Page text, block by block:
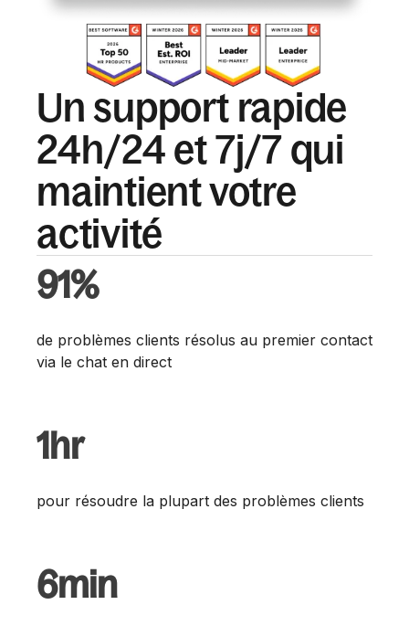
Un support rapide
24h/24 et 7j/7 qui
maintient votre
activité
91%
de problèmes clients résolus au premier contact
via le chat en direct
1hr
pour résoudre la plupart des problèmes clients
6min